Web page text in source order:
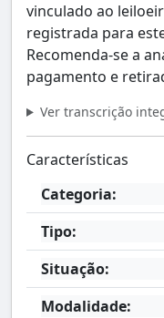
vinculado ao
registrada para
Recomenda-se a
pagamento e
Ver transcrição
Características
Categoria:
Tipo:
Situação:
Modalidade: